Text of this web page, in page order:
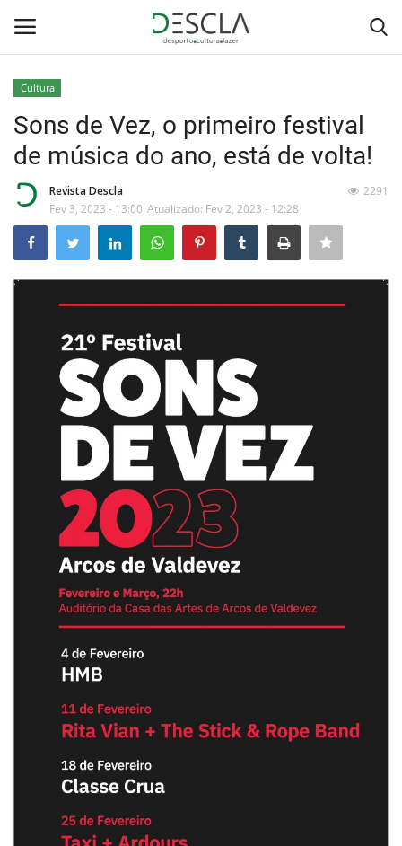
Home
...by Descla
Desporto
Sobre Nós
Educação
Estatuto Editorial
Ficha técnica
Cultura
Ambiente
Cultura
Sons de Vez, o primeiro festival
de música do ano, está de volta!
Revista Descla
Fev 3, 2023 - 13:00 Atualizado: Fev 2, 2023 - 12:28
2291